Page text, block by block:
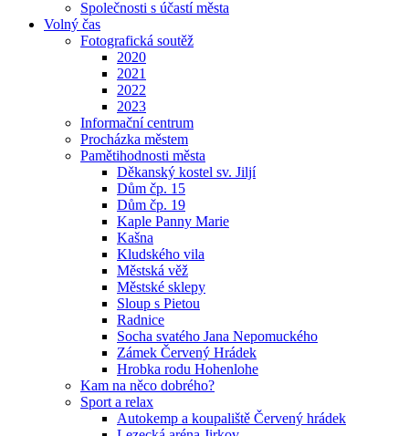
Společnosti s účastí města
Volný čas
Fotografická soutěž
2020
2021
2022
2023
Informační centrum
Procházka městem
Pamětihodnosti města
Děkanský kostel sv. Jiljí
Dům čp. 15
Dům čp. 19
Kaple Panny Marie
Kašna
Kludského vila
Městská věž
Městské sklepy
Sloup s Pietou
Radnice
Socha svatého Jana Nepomuckého
Zámek Červený Hrádek
Hrobka rodu Hohenlohe
Kam na něco dobrého?
Sport a relax
Autokemp a koupaliště Červený hrádek